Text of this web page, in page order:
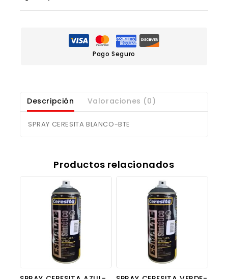
Pago Seguro
Descripción Valoraciones (0)
SPRAY CERESITA BLANCO-BTE
Productos relacionados